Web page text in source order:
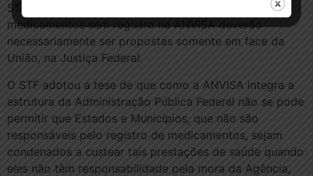
STF que as ações que demandem o fornecimento de
medicamentos sem registro na ANVISA deverão
necessariamente ser propostas somente em face da
União, na Justiça Federal.
O STF adotou a tese de que como a ANVISA integra a
estrutura da Administração Pública Federal não se pode
permitir que Estados e Municípios, que não são
responsáveis pelo registro de medicamentos, sejam
condenados a custear tais prestações de saúde quando
eles não têm responsabilidade pela mora da Agência,